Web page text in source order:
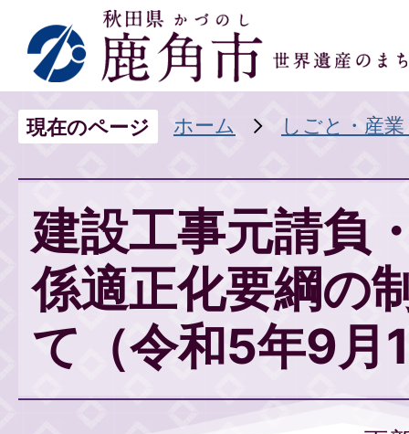
現在のページ ホーム しごと・産
建設工事元請負
係適正化要綱の
て（令和5年9月